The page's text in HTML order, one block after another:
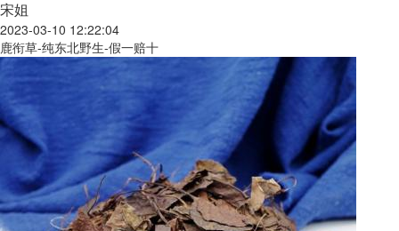
宋姐
2023-03-10 12:22:04
鹿衔草-纯东北野生-假一赔十